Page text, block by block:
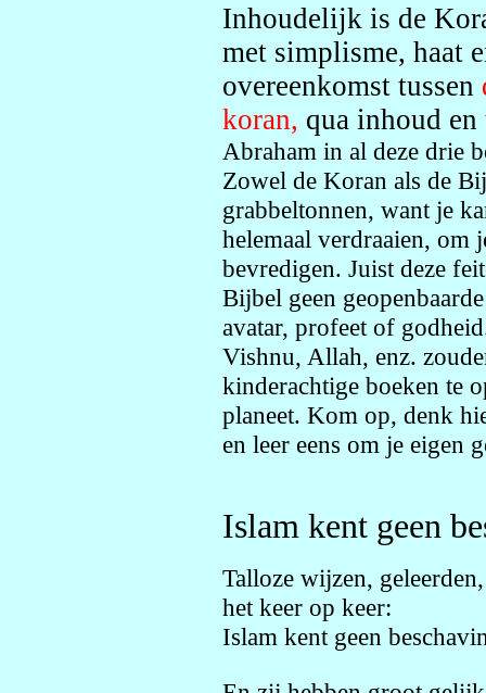
Inhoudelijk is de
met simplisme, haat
overeenkomst tussen
koran, qua inhoud
Abraham in al deze drie
Zowel de Koran als de
grabbeltonnen, want je
helemaal verdraaien, om
bevredigen. Juist deze
Bijbel geen
avatar, profeet of
Vishnu, Allah, enz.
kinderachtige boeken te
planeet. Kom op, denk
en leer eens om je eigen
Islam kent geen
Talloze wijzen,
het keer op keer:
Islam kent geen